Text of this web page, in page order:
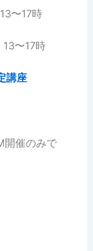
〜17時
13〜17時
講座
開催のみで